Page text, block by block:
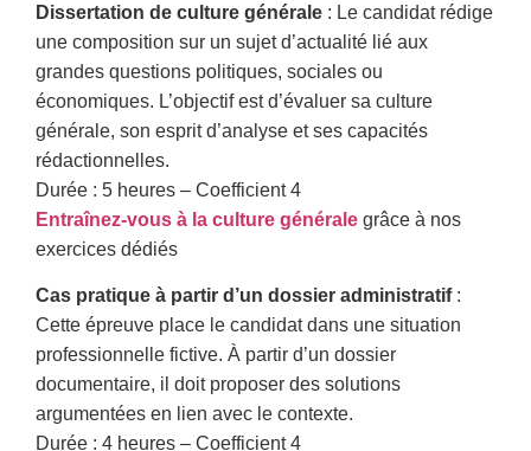
Dissertation de culture générale : Le candidat rédige
une composition sur un sujet d’actualité lié aux
grandes questions politiques, sociales ou
économiques. L’objectif est d’évaluer sa culture
générale, son esprit d’analyse et ses capacités
rédactionnelles.
Durée : 5 heures – Coefficient 4
Entraînez-vous à la culture générale grâce à nos
exercices dédiés
Cas pratique à partir d’un dossier administratif:
Cette épreuve place le candidat dans une situation
professionnelle fictive. À partir d’un dossier
documentaire, il doit proposer des solutions
argumentées en lien avec le contexte.
Durée : 4 heures – Coefficient 4